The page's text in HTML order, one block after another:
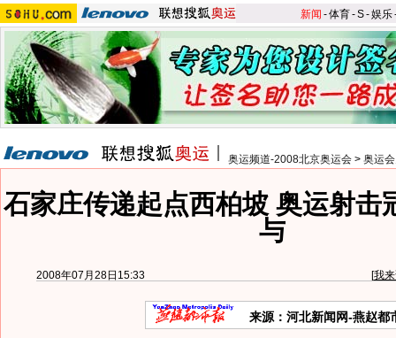
新闻 -体育-S-娱乐
奥运频道-2008北京奥运会 > 奥运
石家庄传递起点西柏坡 奥运射击
与
2008年07月28日15:33 [我
来源：河北新闻网-燕赵都